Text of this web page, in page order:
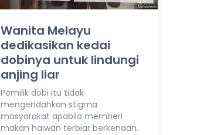
Wanita Melayu
dedikasikan kedai
dobinya untuk lindungi
anjing liar
Pemilik dobi itu tidak
mengendahkan stigma
masyarakat apabila memberi
makan haiwan terbiar berkenaan.